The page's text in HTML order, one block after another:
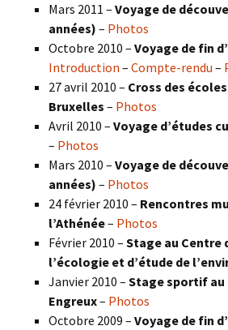
Mars 2011 – Voyage de
années) – Photos
Octobre 2010 – Voyage de fin
Introduction – Compte-rendu –
27 avril 2010 – Cross des
Bruxelles – Photos
Avril 2010 – Voyage d’études
– Photos
Mars 2010 – Voyage de
années) – Photos
24 février 2010 – Rencontres
l’Athénée– Photos
Février 2010 – Stage au Centre
l’écologie et d’étude de
Janvier 2010 – Stage sportif au
Engreux– Photos
Octobre 2009 – Voyage de fin